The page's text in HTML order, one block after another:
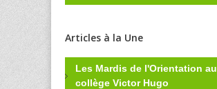
Articles à la Une
Les Mardis de l'Orientation au
collège Victor Hugo